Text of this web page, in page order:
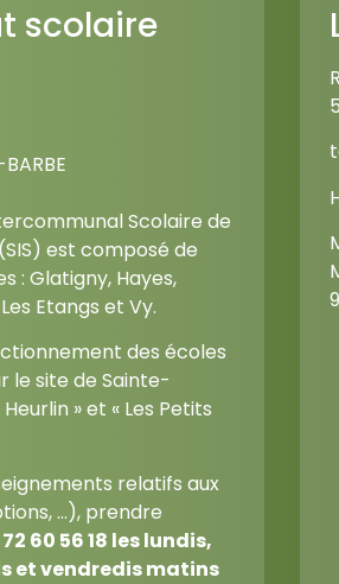
scolaire
Scolaire de
est composé de
: Glatigny, Hayes,
Etangs et Vy.
des écoles
le site de Sainte-
» et « Les Petits
relatifs aux
…), prendre
60 56 18 les lundis,
et vendredis matins